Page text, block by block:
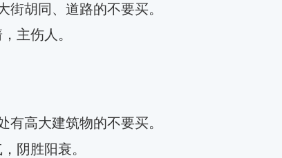
街胡同、道路的不要买。
主伤人。
有高大建筑物的不要买。
阴胜阳衰。